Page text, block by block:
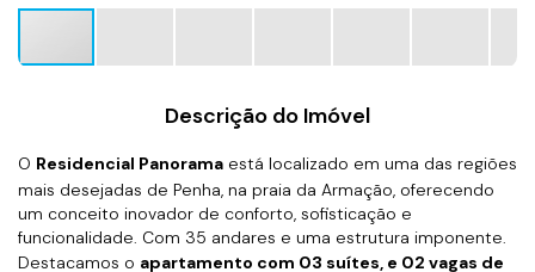
Descrição do Imóvel
O Residencial Panorama está localizado em uma das regiões
mais desejadas de Penha, na praia da Armação, oferecendo
um conceito inovador de conforto, sofisticação e
funcionalidade. Com 35 andares e uma estrutura imponente.
Destacamos o apartamento com 03 suítes, e 02 vagas de